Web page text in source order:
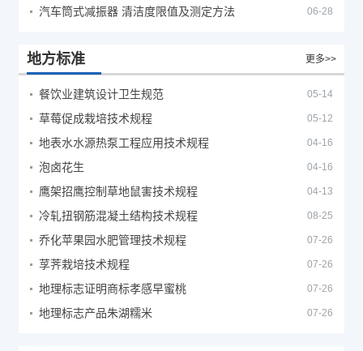
汽车筒式减振器 清洁度限值及测定方法 06-28
地方标准 更多>>
餐饮业建筑设计卫生规范 05-14
草莓促成栽培技术规程 05-12
地表水水源热泵工程应用技术规程 04-16
泡卤花生 04-16
鹰架招鹰控制草地鼠害技术规程 04-13
冷轧扭钢筋混凝土结构技术规程 08-25
乔化苹果园水肥管理技术规程 07-26
莩荠栽培技术规程 07-26
地理标志证明商标孝感早蜜桃 07-26
地理标志产品朱湖糯米 07-26